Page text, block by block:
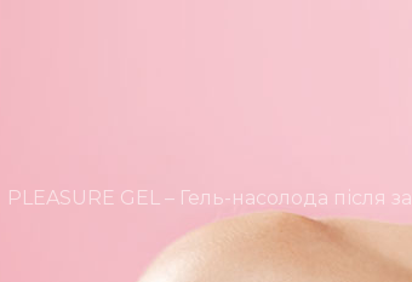
PLEASURE GEL – Гель-насолода після